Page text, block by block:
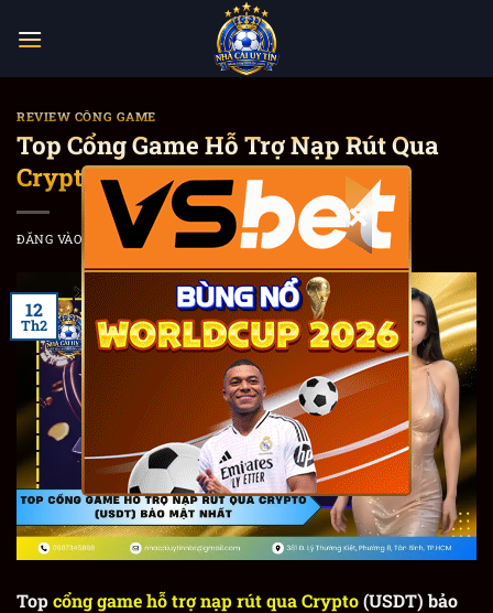
qua
REVIEW CỔNG GAME
Top Cổng Game Hỗ Trợ Nạp Rút Qua
Crypto (USDT) Bảo Mật Nhất
ĐĂNG VÀO THÁNG 2 12, 2026 BỞI KHƯU LỤC TRẦM
12
Th2
Topcổng game hỗ trợ nạp rút qua Crypto(USDT) bảo
×